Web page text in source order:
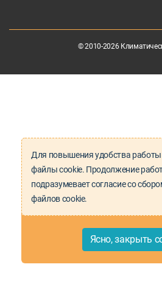
© 2010-2026
Для повышения удобства работы
файлы cookie. Продолжение
подразумевает согласие со
файлов cookie.
Ясно, закрыть